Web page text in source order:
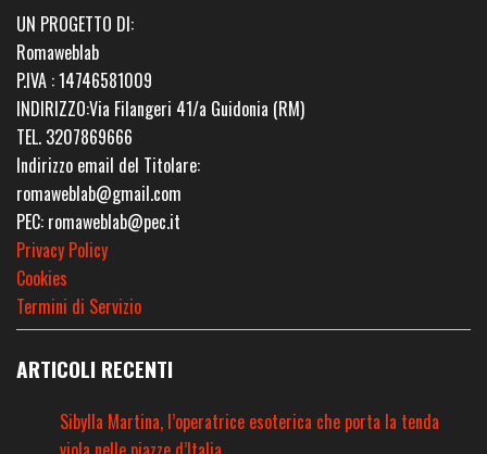
UN PROGETTO DI:
Romaweblab
P.IVA : 14746581009
INDIRIZZO:Via Filangeri 41/a Guidonia (RM)
TEL. 3207869666
Indirizzo email del Titolare:
romaweblab@gmail.com
PEC: romaweblab@pec.it
Privacy Policy
Cookies
Termini di Servizio
ARTICOLI RECENTI
Sibylla Martina, l’operatrice esoterica che porta la tenda